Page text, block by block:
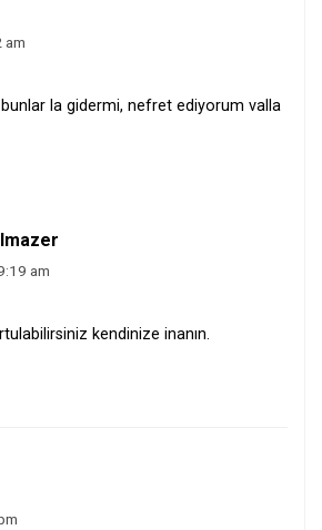
am
la gidermi, nefret ediyorum valla
am
kendinize inanın.